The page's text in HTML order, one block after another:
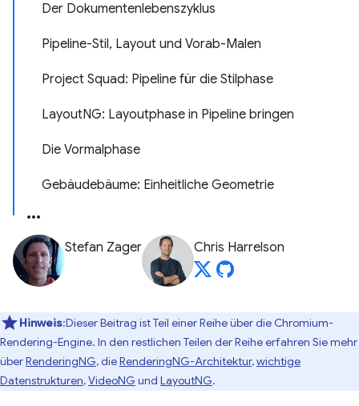
Der Dokumentenlebenszyklus
Pipeline-Stil, Layout und Vorab-Malen
Project Squad: Pipeline für die Stilphase
LayoutNG: Layoutphase in Pipeline bringen
Die Vormalphase
Gebäudebäume: Einheitliche Geometrie
Stefan Zager Chris Harrelson
Hinweis:Dieser Beitrag ist Teil einer Reihe über die Chromium-
Rendering-Engine. In den restlichen Teilen der Reihe erfahren Sie mehr
überRenderingNG, dieRenderingNG-Architektur,wichtige
Datenstrukturen,VideoNG und LayoutNG.